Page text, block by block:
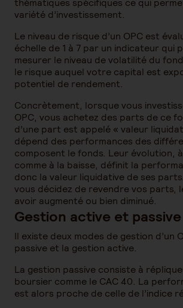
thématiques spécifiques ce qui
variété d’investissement.
Le niveau de risque d’un OPC est
échelle de 1 à 7 par un indicateur qui
mesurer le niveau de volatilité du
le risque auquel votre capital est
potentiel de rendement.
Concrètement, lorsque vous
OPC, vous achetez des parts de ce
d’une part est appelé « valeur
dépend des performances des
composent le fonds. Leur évolution,
comme à la baisse, définit la
donc la valeur liquidative de ses
vous décidez de revendre vos parts,
avoir augmenté ou bien diminué.
Gestion active et passive
Il existe deux modes de gestion d’un
passive et la gestion active.
La gestion passive consiste à
boursier comme le CAC 40. La
est alors proche de celle de l’indice